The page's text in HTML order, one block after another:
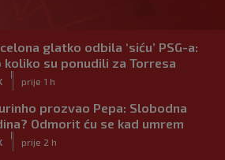
glatko odbila ‘siću’ PSG-a:
koliko su ponudili za Torresa
prije 1 h
prozvao Pepa: Slobodna
Odmorit ću se kad umrem
prije 2 h